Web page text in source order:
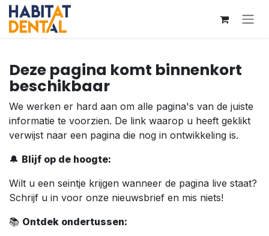
Overslaan naar inhoud
Deze pagina komt binnenkort
beschikbaar
We werken er hard aan om alle pagina's van de juiste
informatie te voorzien. De link waarop u heeft geklikt
verwijst naar een pagina die nog in ontwikkeling is.
🔔 Blijf op de hoogte:
Wilt u een seintje krijgen wanneer de pagina live staat?
Schrijf u in voor onze nieuwsbrief en mis niets!
📚 Ontdek ondertussen: